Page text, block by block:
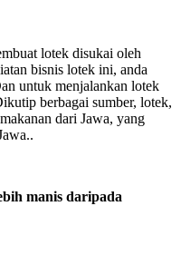
lotek disukai oleh
bisnis lotek ini, anda
untuk menjalankan lotek
berbagai sumber, lotek,
dari Jawa, yang
manis daripada